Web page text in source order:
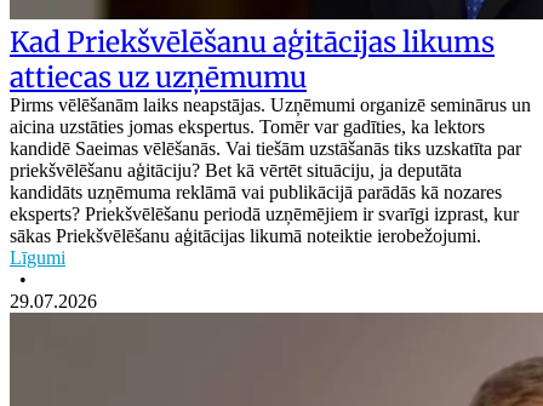
Kad Priekšvēlēšanu aģitācijas likums
attiecas uz uzņēmumu
Pirms vēlēšanām laiks neapstājas. Uzņēmumi organizē seminārus un
aicina uzstāties jomas ekspertus. Tomēr var gadīties, ka lektors
kandidē Saeimas vēlēšanās. Vai tiešām uzstāšanās tiks uzskatīta par
priekšvēlēšanu aģitāciju? Bet kā vērtēt situāciju, ja deputāta
kandidāts uzņēmuma reklāmā vai publikācijā parādās kā nozares
eksperts? Priekšvēlēšanu periodā uzņēmējiem ir svarīgi izprast, kur
sākas Priekšvēlēšanu aģitācijas likumā noteiktie ierobežojumi.
Līgumi
•
29.07.2026